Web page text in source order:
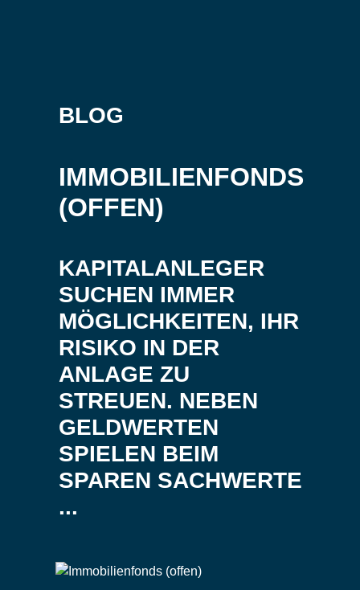
BLOG
IMMOBILIENFONDS
(OFFEN)
KAPITALANLEGER
SUCHEN IMMER
MÖGLICHKEITEN, IHR
RISIKO IN DER
ANLAGE ZU
STREUEN. NEBEN
GELDWERTEN
SPIELEN BEIM
SPAREN SACHWERTE
...